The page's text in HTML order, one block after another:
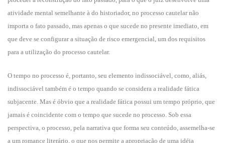
atividade mental semelhante à do historiador, no processo cautelar não
importa o fato passado, mas apenas o que sucede no presente imediato, em
que deve se configurar a situação de risco emergencial, um dos requisitos
para a utilização do processo cautelar.
O tempo no processo é, portanto, seu elemento indissociável, como, aliás,
indissociável também é o tempo quando se considera a realidade fática
subjacente. Mas é óbvio que a realidade fática possui um tempo próprio, que
jamais é coincidente com o tempo que sucede no processo. Sob essa
perspectiva, o processo, pela narrativa que forma seu conteúdo, assemelha-se
a um romance literário, o que nos permite a apropriação de uma idéia